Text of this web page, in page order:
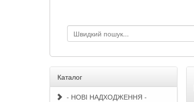
Каталог
- НОВІ НАДХОДЖЕННЯ -